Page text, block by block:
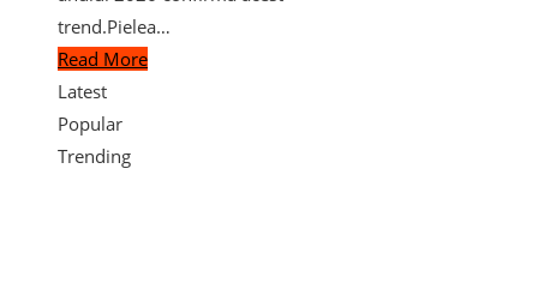
trend.Pielea…
Read More
Latest
Popular
Trending